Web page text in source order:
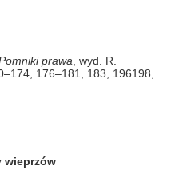
prawa, wyd. R.
176–181, 183, 196198,
wieprzów